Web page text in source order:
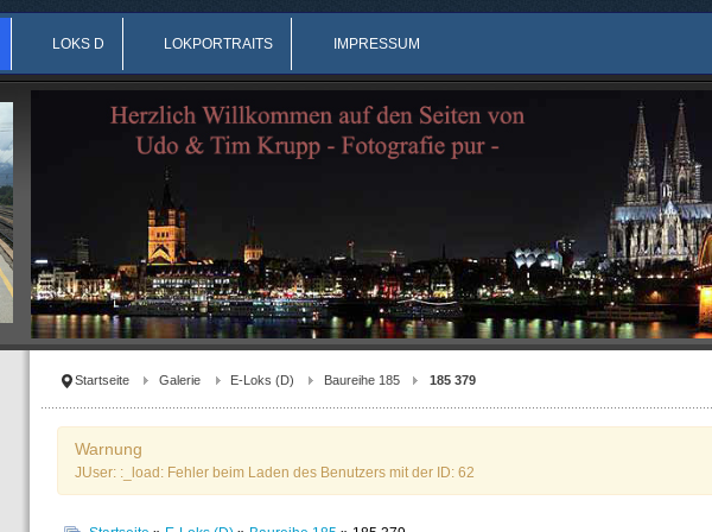
LOKS D LOKPORTRAITS IMPRESSUM
Startseite Galerie E-Loks (D) Baureihe 185 185 379
Warnung
JUser: :_load: Fehler beim Laden des Benutzers mit der ID: 62